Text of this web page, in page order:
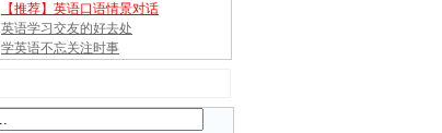
【推荐】英语口语情景对话
英语学习交友的好去处
学英语不忘关注时事